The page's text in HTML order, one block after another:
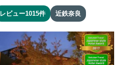
レビュー1015件 近鉄奈良